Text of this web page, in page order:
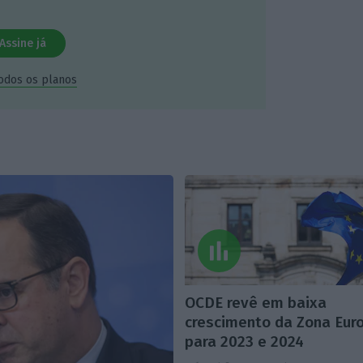
Assine já
os planos
OCDE revê em baixa
crescimento da Zona
para 2023 e 2024